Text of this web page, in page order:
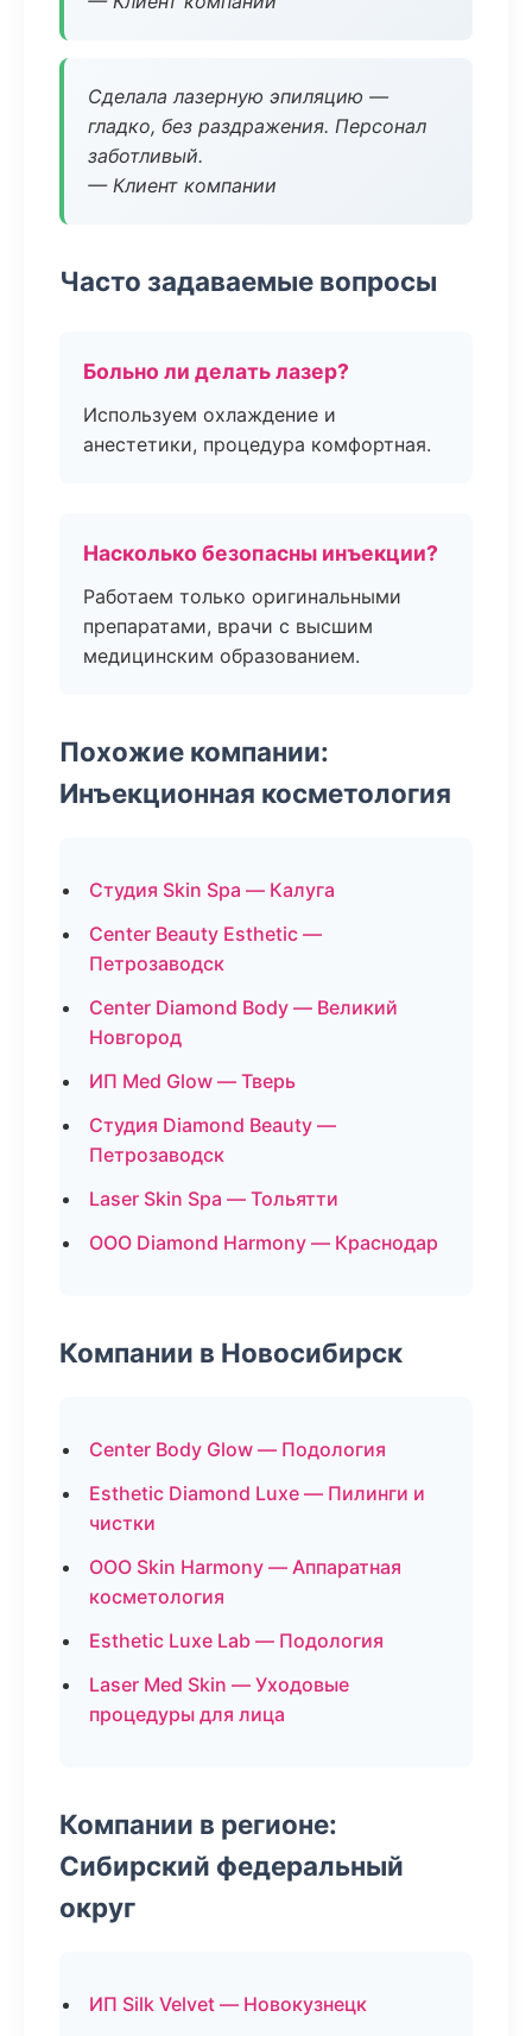
Сделала лазерную эпиляцию —
гладко, без раздражения. Персонал
заботливый.
— Клиент компании
Часто задаваемые вопросы
Больно ли делать лазер?
Используем охлаждение и
анестетики, процедура комфортная.
Насколько безопасны инъекции?
Работаем только оригинальными
препаратами, врачи с высшим
медицинским образованием.
Похожие компании:
Инъекционная косметология
Студия Skin Spa — Калуга
Center Beauty Esthetic —
Петрозаводск
Center Diamond Body — Великий
Новгород
ИП Med Glow — Тверь
Студия Diamond Beauty —
Петрозаводск
Laser Skin Spa — Тольятти
ООО Diamond Harmony — Краснодар
Компании в Новосибирск
Center Body Glow — Подология
Esthetic Diamond Luxe — Пилинги и
чистки
ООО Skin Harmony — Аппаратная
косметология
Esthetic Luxe Lab — Подология
Laser Med Skin — Уходовые
процедуры для лица
Компании в регионе:
Сибирский федеральный
округ
ИП Silk Velvet — Новокузнецк